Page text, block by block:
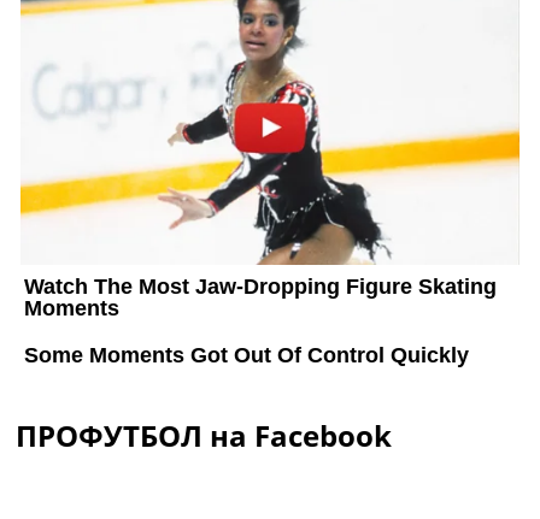
ПРОФУТБОЛ на Facebook